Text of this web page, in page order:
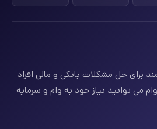
برای حل مشکلات بانکی و مالی افراد
می توانید نیاز خود به وام و سرمایه